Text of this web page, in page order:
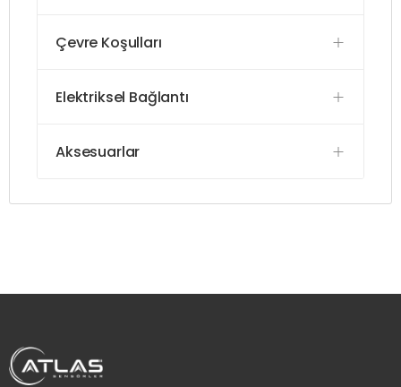
Çevre Koşulları
Elektriksel Bağlantı
Aksesuarlar